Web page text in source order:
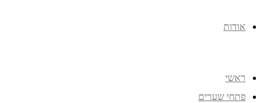
אודות
ראשי
פתחי שערים